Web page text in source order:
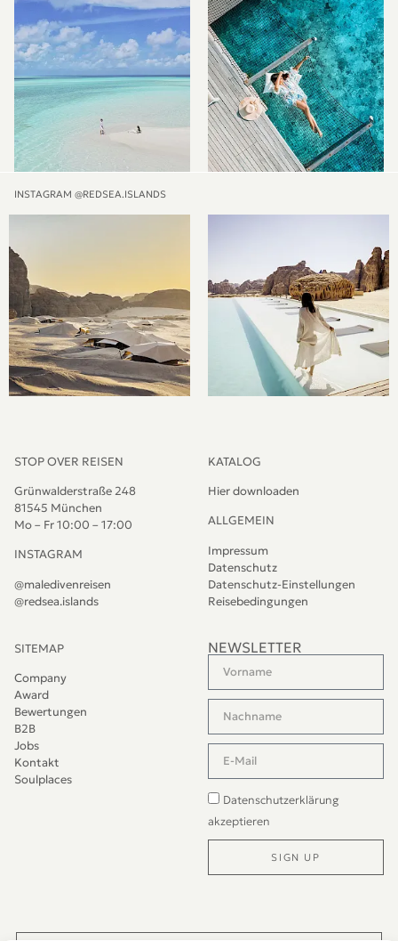
INSTAGRAM @REDSEA.ISLANDS
STOP OVER REISEN
Grünwalderstraße 248
81545 München
Mo – Fr 10:00 – 17:00
INSTAGRAM
@maledivenreisen
@redsea.islands
KATALOG
Hier downloaden
ALLGEMEIN
Impressum
Datenschutz
Datenschutz-Einstellungen
Reisebedingungen
SITEMAP
Company
Award
Bewertungen
B2B
Jobs
Kontakt
Soulplaces
NEWSLETTER
Datenschutzerklärung
akzeptieren
SIGN UP